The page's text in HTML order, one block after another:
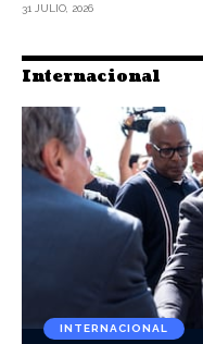
31 JULIO, 2026
Internacional
INTERNACIONAL